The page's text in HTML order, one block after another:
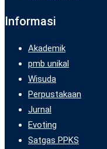
Informasi
Akademik
pmb unikal
Wisuda
Perpustakaan
Jurnal
Evoting
Satgas PPKS